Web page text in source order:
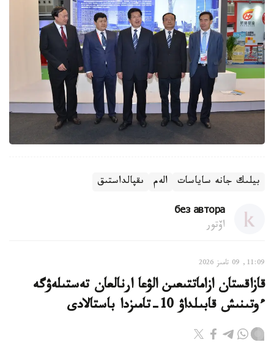
بيلىك جانە ساياسات الەم ىقپالداستىق
без автора
اۆتور
11:09, 09 تامىز 2026
قازاقستان ازاماتتىعىن الۋعا ارنالعان تەستىلەۋگە
ءوتىنىش قابىلداۋ 10-تامىزدا باستالادى